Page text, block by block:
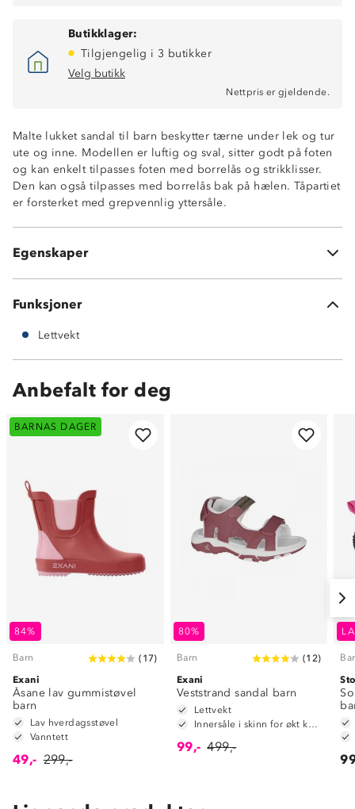
Butikklager:
Tilgjengelig i 3 butikker
Velg butikk
Nettpris er gjeldende.
Malte lukket sandal til barn beskytter tærne under lek og tur
ute og inne. Modellen er luftig og sval, sitter godt på foten
og kan enkelt tilpasses foten med borrelås og strikklisser.
Den kan også tilpasses med borrelås bak på hælen. Tåpartiet
er forsterket med grepvennlig yttersåle.
Egenskaper
Lettvekt
Lukket og forsterket tåparti
Borrelås og strikklisser
Funksjoner
Lettvekt
Anbefalt for deg
BARNAS DAGER
84%
Barn ( 17)
Exani
Åsane lav gummistøvel
barn
Lav hverdagsstøvel
Vanntett
49,- 299,-
80%
Barn (12)
Exani
Veststrand sandal barn
Lettvekt
99,- 499,-